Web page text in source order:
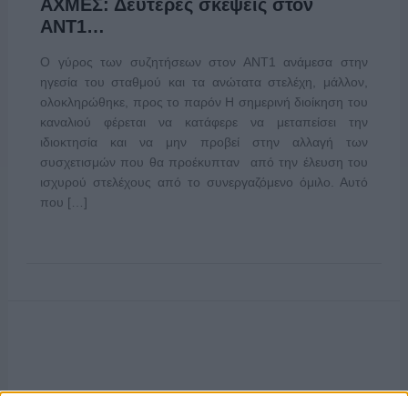
ΑΧΜΕΣ: Δεύτερες σκέψεις στον
ΑΝΤ1…
Ο γύρος των συζητήσεων στον ΑΝΤ1 ανάμεσα στην
ηγεσία του σταθμού και τα ανώτατα στελέχη, μάλλον,
ολοκληρώθηκε, προς το παρόν Η σημερινή διοίκηση του
καναλιού φέρεται να κατάφερε να μεταπείσει την
ιδιοκτησία και να μην προβεί στην αλλαγή των
συσχετισμών που θα προέκυπταν από την έλευση του
ισχυρού στελέχους από το συνεργαζόμενο όμιλο. Αυτό
που […]